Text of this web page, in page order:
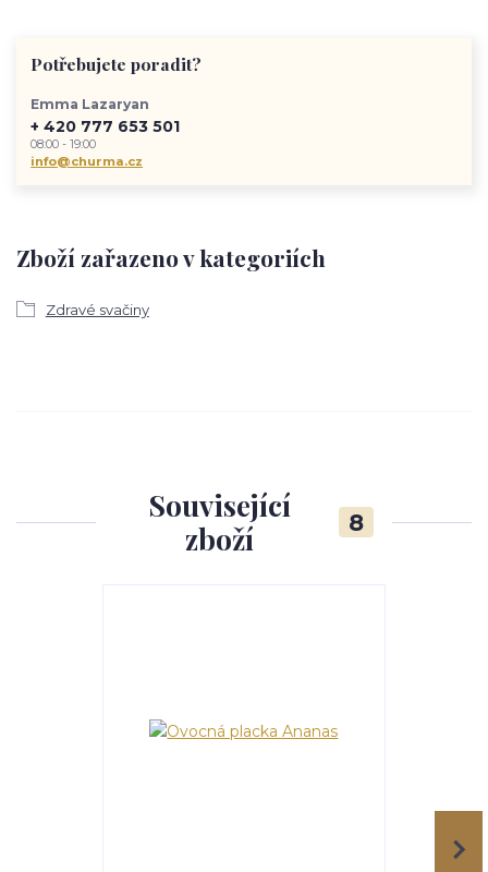
Zboží zařazeno v kategoriích
Zdravé svačiny
Potřebujete poradit?
Emma Lazaryan
+ 420 777 653 501
08:00 - 19:00
info@churma.cz
Související
zboží
8